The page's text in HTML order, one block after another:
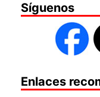
Síguenos
Enlaces